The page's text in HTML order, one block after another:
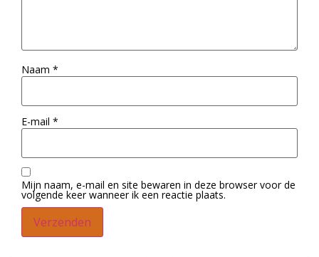
Naam *
E-mail *
Mijn naam, e-mail en site bewaren in deze browser voor de
volgende keer wanneer ik een reactie plaats.